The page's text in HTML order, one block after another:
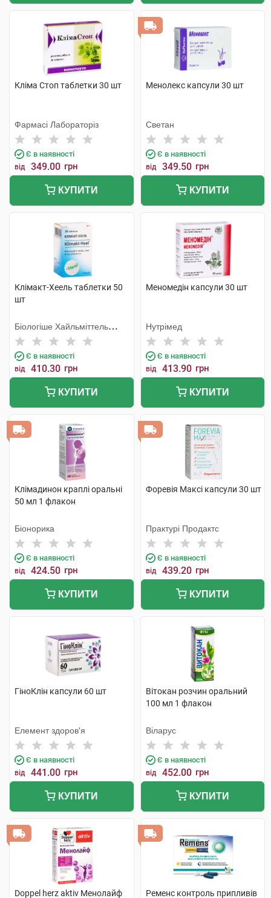
Кліма Стоп таблетки 30 шт
Фармасі Лабораторіз
Є в наявності
від 349.00 грн
КУПИТИ
Менолекс капсули 30 шт
Светан
Є в наявності
від 349.50 грн
КУПИТИ
Клімакт-Хеель таблетки 50
шт
Біологіше Хайльміттель
Хеель
Є в наявності
від 410.30 грн
КУПИТИ
Меномедін капсули 30 шт
Нутрімед
Є в наявності
від 413.90 грн
КУПИТИ
Клімадинон краплі оральні
50 мл 1 флакон
Біонорика
Є в наявності
від 424.50 грн
КУПИТИ
Форевія Максі капсули 30 шт
Практурі Продактс
Є в наявності
від 439.20 грн
КУПИТИ
ГіноКлін капсули 60 шт
Елемент здоров'я
Є в наявності
від 441.00 грн
КУПИТИ
Вітокан розчин оральний
100 мл 1 флакон
Віларус
Є в наявності
від 452.00 грн
КУПИТИ
Doppel herz aktiv Менолайф Ременс контроль припливів